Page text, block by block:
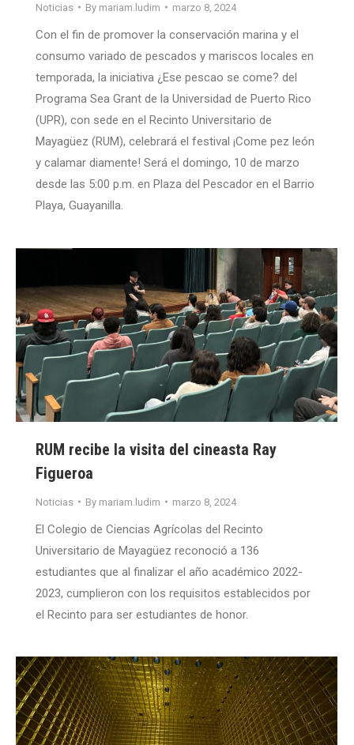
Noticias By mariam.ludim marzo 8, 2024
Con el fin de promover la conservación marina y el
consumo variado de pescados y mariscos locales en
temporada, la iniciativa ¿Ese pescao se come? del
Programa Sea Grant de la Universidad de Puerto Rico
(UPR), con sede en el Recinto Universitario de
Mayagüez (RUM), celebrará el festival ¡Come pez león
y calamar diamente! Será el domingo, 10 de marzo
desde las 5:00 p.m. en Plaza del Pescador en el Barrio
Playa, Guayanilla.
RUM recibe la visita del cineasta Ray
Figueroa
Noticias By mariam.ludim marzo 8, 2024
El Colegio de Ciencias Agrícolas del Recinto
Universitario de Mayagüez reconoció a 136
estudiantes que al finalizar el año académico 2022-
2023, cumplieron con los requisitos establecidos por
el Recinto para ser estudiantes de honor.